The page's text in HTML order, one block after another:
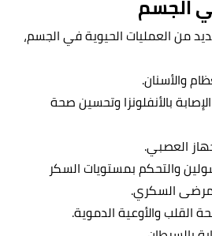
الجسم
من العمليات الحيوية في الجسم،
والأسنان.
بالأنفلونزا وتحسين صحة
العصبي.
والتحكم بمستويات السكر
السكري.
القلب والأوعية الدموية.